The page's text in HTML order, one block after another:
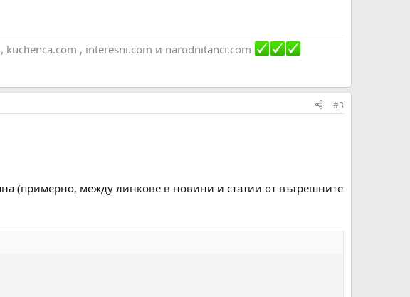
, interesni.com и narodnitanci.com
#3
(примерно, между линкове в новини и статии от вътрешните